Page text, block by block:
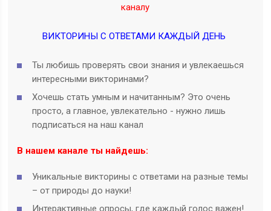
каналу
ВИКТОРИНЫ С ОТВЕТАМИ КАЖДЫЙ ДЕНЬ
Ты любишь проверять свои знания и увлекаешься
интересными викторинами?
Хочешь стать умным и начитанным? Это очень
просто, а главное, увлекательно - нужно лишь
подписаться на наш канал
В нашем канале ты найдешь:
Уникальные викторины с ответами на разные темы
– от природы до науки!